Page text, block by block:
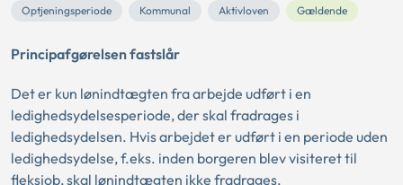
Optjeningsperiode
Kommunal Aktivloven Gældende
Principafgørelsen fastslår
Det er kun lønindtægten fra arbejde udført i en
ledighedsydelsesperiode, der skal fradrages i
ledighedsydelsen. Hvis arbejdet er udført i en periode uden
ledighedsydelse, f.eks. inden borgeren blev visiteret til
fleksjob, skal lønindtægten ikke fradrages.